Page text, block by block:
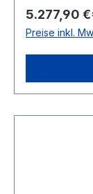
5.277,90
Preise inkl.